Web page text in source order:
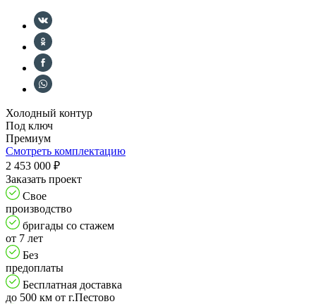
Холодный контур
Под ключ
Премиум
Смотреть комплектацию
2 453 000 ₽
Заказать проект
Свое
производство
бригады со стажем
от 7 лет
Без
предоплаты
Бесплатная доставка
до 500 км от г.Пестово